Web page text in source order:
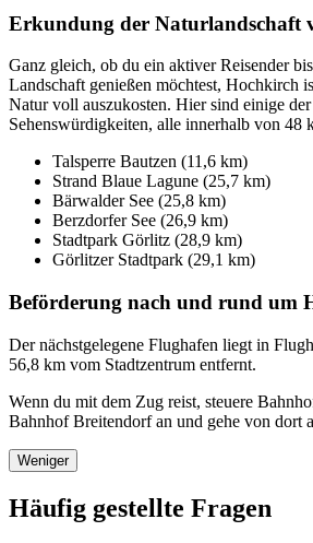
Erkundung der Naturlandschaft
Ganz gleich, ob du ein aktiver Reisender
Landschaft genießen möchtest, Hochkirch
Natur voll auszukosten. Hier sind einige der
Sehenswürdigkeiten, alle innerhalb von 48
Talsperre Bautzen (11,6 km)
Strand Blaue Lagune (25,7 km)
Bärwalder See (25,8 km)
Berzdorfer See (26,9 km)
Stadtpark Görlitz (28,9 km)
Görlitzer Stadtpark (29,1 km)
Beförderung nach und rund um
Der nächstgelegene Flughafen liegt in
56,8 km vom Stadtzentrum entfernt.
Wenn du mit dem Zug reist, steuere
Bahnhof Breitendorf an und gehe von dort
Weniger
Häufig gestellte Fragen